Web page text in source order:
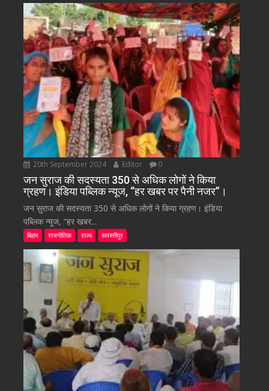
20th September 2024 Editor 0
जन सुराज की सदस्यता 350 से अधिक लोगों ने किया
ग्रहण। इंडिया पब्लिक न्यूज, “हर खबर पर पैनी नजर”।
जन सुराज की सदस्यता 350 से अधिक लोगों ने किया ग्रहण। इंडिया
पब्लिक न्यूज, “हर खबर...
बिहार राजनीतिक राज्य समस्तीपुर